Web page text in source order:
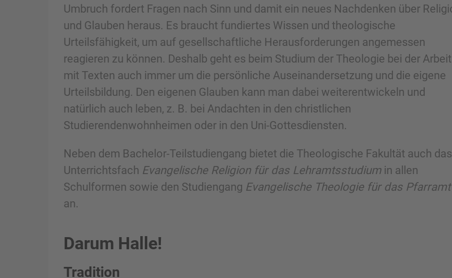
Umbruch fordert Fragen nach Sinn und damit ein neues Nachdenken über
und Glauben heraus. Es braucht fundiertes Wissen und theologische
Urteilsfähigkeit, um auf gesellschaftliche Herausforderungen angemessen
reagieren zu können. Deshalb geht es beim Studium der Theologie bei der Arbeit
mit Texten auch immer um die persönliche Auseinandersetzung und die eigene
Urteilsbildung. Den eigenen Glauben kann man dabei weiterentwickeln und
natürlich auch leben, z. B. bei Andachten in den christlichen
Studierendenwohnheimen oder in den Uni-Gottesdiensten.
Neben dem Bachelor-Teilstudiengang bietet die Theologische Fakultät auch das
Unterrichtsfach Evangelische Religion für das Lehramtsstudium in allen
Schulformen sowie den Studiengang Evangelische Theologie für das Pfarramt
an.
Darum Halle!
Tradition